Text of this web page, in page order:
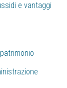
e vantaggi